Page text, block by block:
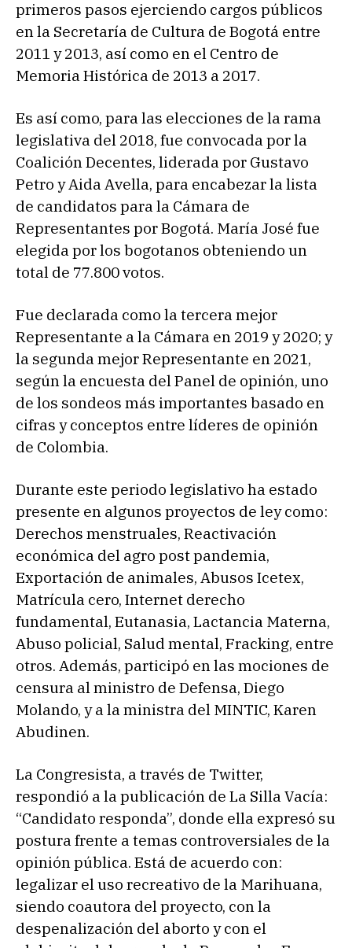
primeros pasos ejerciendo cargos públicos
en la Secretaría de Cultura de Bogotá entre
2011 y 2013, así como en el Centro de
Memoria Histórica de 2013 a 2017.
Es así como, para las elecciones de la rama
legislativa del 2018, fue convocada por la
Coalición Decentes, liderada por Gustavo
Petro y Aida Avella, para encabezar la lista
de candidatos para la Cámara de
Representantes por Bogotá. María José fue
elegida por los bogotanos obteniendo un
total de 77.800 votos.
Fue declarada como la tercera mejor
Representante a la Cámara en 2019 y 2020; y
la segunda mejor Representante en 2021,
según la encuesta del Panel de opinión, uno
de los sondeos más importantes basado en
cifras y conceptos entre líderes de opinión
de Colombia.
Durante este periodo legislativo ha estado
presente en algunos proyectos de ley como:
Derechos menstruales, Reactivación
económica del agro post pandemia,
Exportación de animales, Abusos Icetex,
Matrícula cero, Internet derecho
fundamental, Eutanasia, Lactancia Materna,
Abuso policial, Salud mental, Fracking, entre
otros. Además, participó en las mociones de
censura al ministro de Defensa, Diego
Molando, y a la ministra del MINTIC, Karen
Abudinen.
La Congresista, a través de Twitter,
respondió a la publicación de La Silla Vacía:
“Candidato responda”, donde ella expresó su
postura frente a temas controversiales de la
opinión pública. Está de acuerdo con:
legalizar el uso recreativo de la Marihuana,
siendo coautora del proyecto, con la
despenalización del aborto y con el